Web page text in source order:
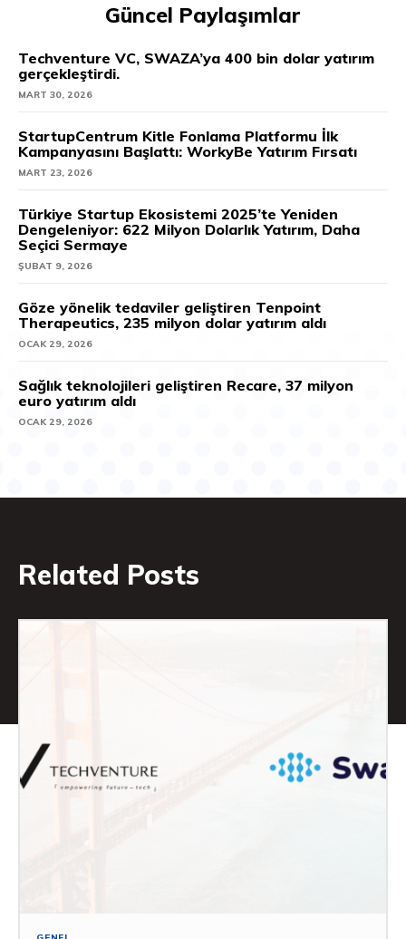
Güncel Paylaşımlar
Techventure VC, SWAZA’ya 400 bin dolar yatırım
gerçekleştirdi.
MART 30, 2026
StartupCentrum Kitle Fonlama Platformu İlk
Kampanyasını Başlattı: WorkyBe Yatırım Fırsatı
MART 23, 2026
Türkiye Startup Ekosistemi 2025’te Yeniden
Dengeleniyor: 622 Milyon Dolarlık Yatırım, Daha
Seçici Sermaye
ŞUBAT 9, 2026
Göze yönelik tedaviler geliştiren Tenpoint
Therapeutics, 235 milyon dolar yatırım aldı
OCAK 29, 2026
Sağlık teknolojileri geliştiren Recare, 37 milyon
euro yatırım aldı
OCAK 29, 2026
Related Posts